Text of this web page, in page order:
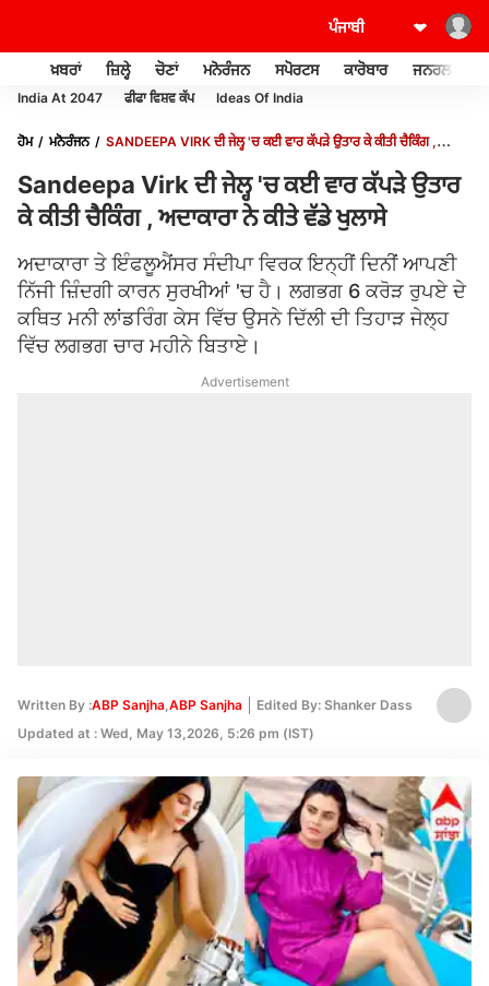
ਖ਼ਬਰਾਂ ਜ਼ਿਲ੍ਹੇ ਚੋਣਾਂ ਮਨੋਰੰਜਨ ਸਪੋਰਟਸ ਕਾਰੋਬਾਰ ਜਨਰਲ ਨੌਲਜ
India At 2047 ਫੀਫਾ ਵਿਸ਼ਵ ਕੱਪ Ideas Of India
ਹੋਮ ਮਨੋਰੰਜਨ
SANDEEPA VIRK ਦੀ ਜੇਲ੍ਹ 'ਚ ਕਈ ਵਾਰ ਕੱਪੜੇ ਉਤਾਰ ਕੇ ਕੀਤੀ ਚੈਕਿੰਗ ,
Sandeepa Virk ਦੀ ਜੇਲ੍ਹ 'ਚ ਕਈ ਵਾਰ ਕੱਪੜੇ ਉਤਾਰ
ਕੇ ਕੀਤੀ ਚੈਕਿੰਗ , ਅਦਾਕਾਰਾ ਨੇ ਕੀਤੇ ਵੱਡੇ ਖੁਲਾਸੇ
ਅਦਾਕਾਰਾ ਤੇ ਇੰਫਲੂਐਂਸਰ ਸੰਦੀਪਾ ਵਿਰਕ ਇਨ੍ਹੀਂ ਦਿਨੀਂ ਆਪਣੀ
ਨਿੱਜੀ ਜ਼ਿੰਦਗੀ ਕਾਰਨ ਸੁਰਖੀਆਂ 'ਚ ਹੈ। ਲਗਭਗ 6 ਕਰੋੜ ਰੁਪਏ ਦੇ
ਕਥਿਤ ਮਨੀ ਲਾਂਡਰਿੰਗ ਕੇਸ ਵਿੱਚ ਉਸਨੇ ਦਿੱਲੀ ਦੀ ਤਿਹਾੜ ਜੇਲ੍ਹ
ਵਿੱਚ ਲਗਭਗ ਚਾਰ ਮਹੀਨੇ ਬਿਤਾਏ।
Advertisement
Written By :ABP Sanjha,ABP Sanjha
Edited By: Shanker Dass
Updated at : Wed, May 13,2026, 5:26 pm (IST)